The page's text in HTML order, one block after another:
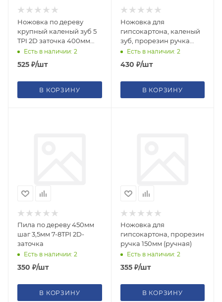
Ножовка по дереву
крупный каленый зуб 5
TPI 2D заточка 400мм
пластик прорезин ручка
Есть в наличии: 2
525 ₽/шт
В КОРЗИНУ
Ножовка для
гипсокартона, каленый
зуб, прорезин ручка
150мм
Есть в наличии: 2
430 ₽/шт
В КОРЗИНУ
Пила по дереву 450мм
шаг 3,5мм 7-8TPI 2D-
заточка
Есть в наличии: 2
350 ₽/шт
В КОРЗИНУ
Ножовка для
гипсокартона, прорезин
ручка 150мм (ручная)
Есть в наличии: 2
355₽/шт
В КОРЗИНУ